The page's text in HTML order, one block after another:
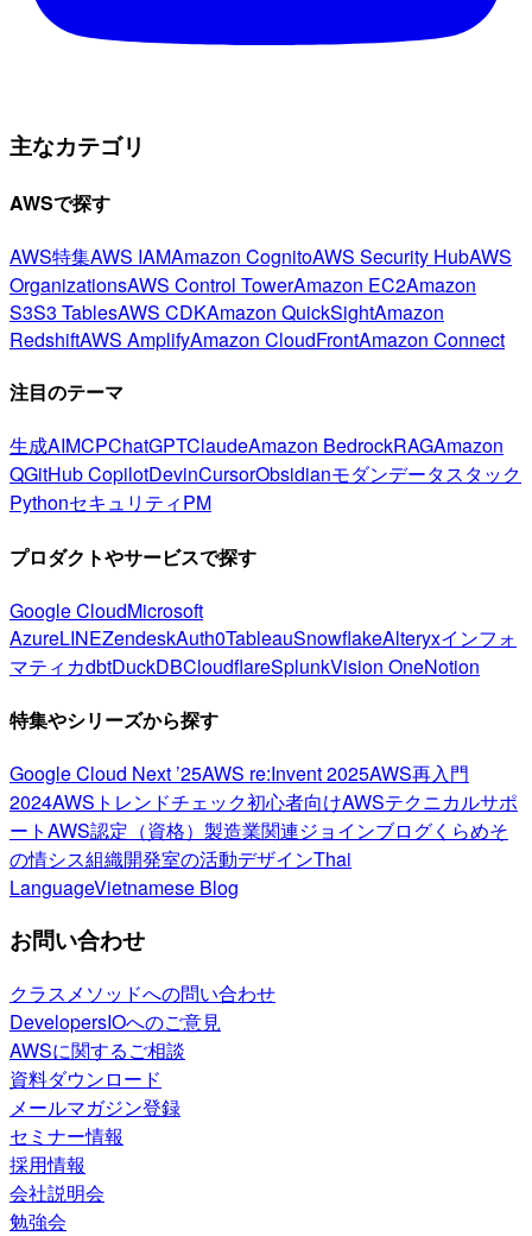
主なカテゴリ
AWSで探す
AWS特集AWS IAMAmazon CognitoAWS Security HubAWS
OrganizationsAWS Control TowerAmazon EC2Amazon
S3S3 TablesAWS CDKAmazon QuickSightAmazon
RedshiftAWS AmplifyAmazon CloudFrontAmazon Connect
注目のテーマ
生成AIMCPChatGPTClaudeAmazon BedrockRAGAmazon
QGitHub CopilotDevinCursorObsidianモダンデータスタック
PythonセキュリティPM
プロダクトやサービスで探す
Google CloudMicrosoft
AzureLINEZendeskAuth0TableauSnowflakeAlteryxインフォ
マティカdbtDuckDBCloudflareSplunkVision OneNotion
特集やシリーズから探す
Google Cloud Next ’25AWS re:Invent 2025AWS再入門
2024AWSトレンドチェック初心者向けAWSテクニカルサポ
ートAWS認定（資格） 製造業関連ジョインブログくらめそ
の情シス組織開発室の活動デザインThai
LanguageVietnamese Blog
お問い合わせ
クラスメソッドへの問い合わせ
DevelopersIOへのご意見
AWSに関するご相談
資料ダウンロード
メールマガジン登録
セミナー情報
採用情報
会社説明会
勉強会